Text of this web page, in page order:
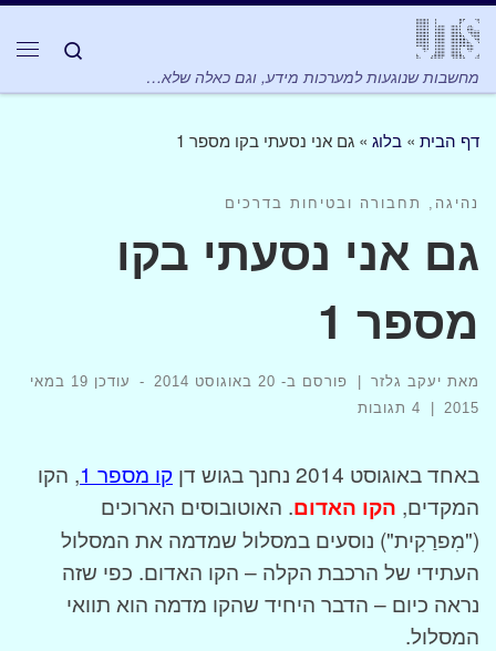
מחשבות שנוגעות למערכות מידע, וגם כאלה שלא…
Search
דף הבית » בלוג » גם אני נסעתי בקו מספר 1
נהיגה, תחבורה ובטיחות בדרכים
גם אני נסעתי בקו
מספר 1
מאת יעקב גלזר | פורסם ב- 20 באוגוסט 2014 - עודכן
19 במאי
2015
| 4 תגובות
באחד באוגוסט 2014 נחנך בגוש דן קו מספר 1
, הקו
המקדים, הקו האדום. האוטובוסים הארוכים
("מִפרַקִית") נוסעים במסלול שמדמה את המסלול
העתידי של הרכבת הקלה – הקו האדום. כפי שזה
נראה כיום – הדבר היחיד שהקו מדמה הוא תוואי
המסלול.